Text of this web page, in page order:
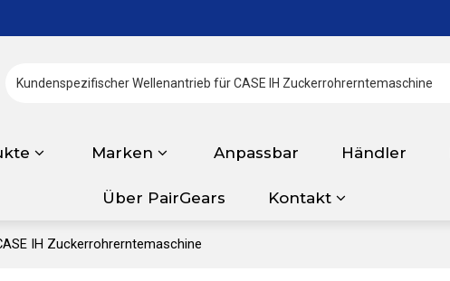
Marken Anpassbar Händler
Über PairGears Kontakt
IH Zuckerrohrerntemaschine